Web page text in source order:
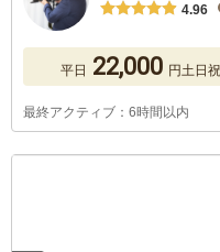
4.96
平日 22,000 円土日祝
最終アクティブ：6時間以内